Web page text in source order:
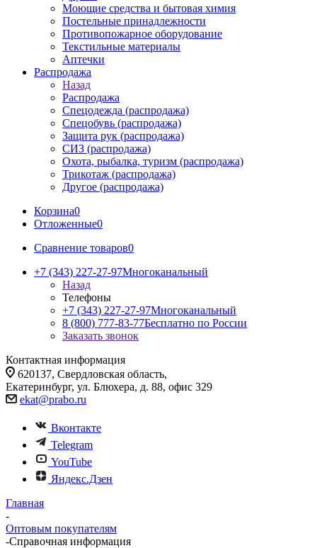
Моющие средства и бытовая химия
Постельные принадлежности
Противопожарное оборудование
Текстильные материалы
Аптечки
Распродажа
Назад
Распродажа
Спецодежда (распродажа)
Спецобувь (распродажа)
Защита рук (распродажа)
СИЗ (распродажа)
Охота, рыбалка, туризм (распродажа)
Трикотаж (распродажа)
Другое (распродажа)
Корзина0
Отложенные0
Сравнение товаров0
+7 (343) 227-27-97Многоканальный
Назад
Телефоны
+7 (343) 227-27-97Многоканальный
8 (800) 777-83-77Бесплатно по России
Заказать звонок
Контактная информация
620137, Свердловская область,
Екатеринбург, ул. Блюхера, д. 88, офис 329
ekat@prabo.ru
Вконтакте
Telegram
YouTube
Яндекс.Дзен
Главная
-
Оптовым покупателям
-Справочная информация